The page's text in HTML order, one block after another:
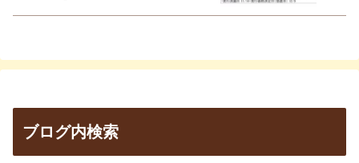
ブログ内検索